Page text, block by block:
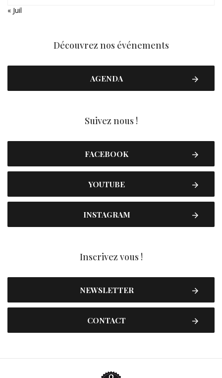
« Juil
Découvrez nos événements
AGENDA
Suivez nous !
FACEBOOK
YOUTUBE
INSTAGRAM
Inscrivez vous !
NEWSLETTER
CONTACT